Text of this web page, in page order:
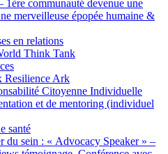
1ère communauté devenue une
merveilleuse épopée humaine &
en relations
Think Tank
Resilience Ark
Citoyenne Individuelle
et de mentoring (individuel
santé
du sein : « Advocacy Speaker » –